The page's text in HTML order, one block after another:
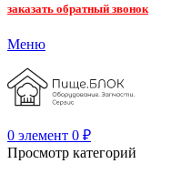
заказать обратный звонок
Меню
0 элемент 0 ₽
Просмотр категорий